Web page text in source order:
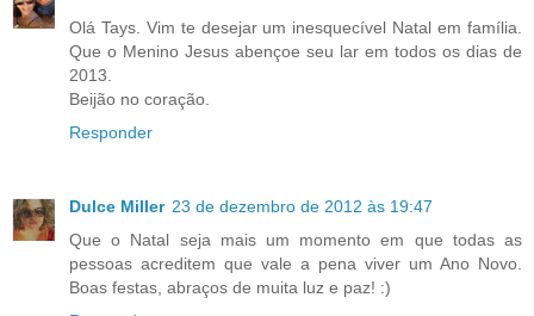
Olá Tays. Vim te desejar um inesquecível Natal em família.
Que o Menino Jesus abençoe seu lar em todos os dias de
2013.
Beijão no coração.
Responder
Dulce Miller 23 de dezembro de 2012 às 19:47
Que o Natal seja mais um momento em que todas as
pessoas acreditem que vale a pena viver um Ano Novo.
Boas festas, abraços de muita luz e paz! :)